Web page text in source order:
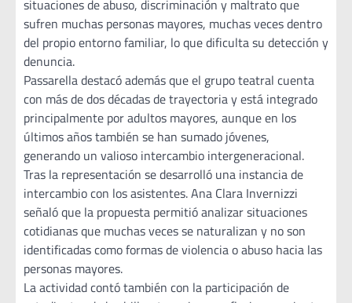
situaciones de abuso, discriminación y maltrato que
sufren muchas personas mayores, muchas veces dentro
del propio entorno familiar, lo que dificulta su detección y
denuncia.
Passarella destacó además que el grupo teatral cuenta
con más de dos décadas de trayectoria y está integrado
principalmente por adultos mayores, aunque en los
últimos años también se han sumado jóvenes,
generando un valioso intercambio intergeneracional.
Tras la representación se desarrolló una instancia de
intercambio con los asistentes. Ana Clara Invernizzi
señaló que la propuesta permitió analizar situaciones
cotidianas que muchas veces se naturalizan y no son
identificadas como formas de violencia o abuso hacia las
personas mayores.
La actividad contó también con la participación de